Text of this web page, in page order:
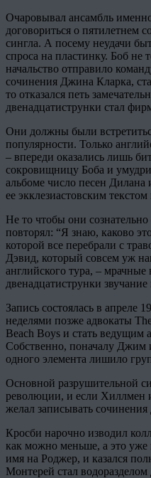
Очаровывал ансамбль
договориться о пятилетнем
сингла. А посему неудачи
спроса на пластинку. Боб
начальство отправило
сочинения Джина Кларка,
то отказался петь
двенадцатиструнки стал
Они должны были
популярности. Только
– впереди оказались лишь
сокровищницу Боба и
альбоме число песен Дилана
ее экклезиастовским
Не то чтобы они
повторял: “Я знаю, каково
которой все перебрали с
Дэвид, который совсем уж
английского тура, –
двенадцатиструнки
Запись состоялась в апреле
неделями позже адвокаты
Beach Boys и стать ведущим
Собственно, поначалу Джим
одного элемента лишило
Основной разрушительной
революции, и если Хиллмен
желал записывать
Кросби нарочно изводил
как можно меньше, а это уже
имя на Роджер, и казался
Монтерей стал